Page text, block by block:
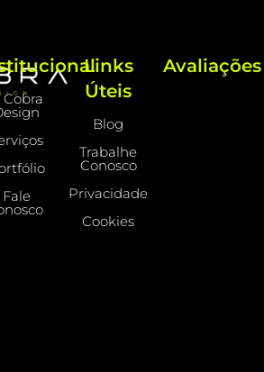
Cobra
Fale
Links
Úteis
Blog
Trabalhe
Conosco
Privacidade
Cookies
Avaliações